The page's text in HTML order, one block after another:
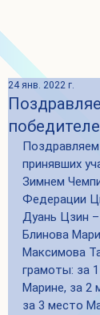
24 янв. 2022 г.
принявших
Зимнем
Федерации
Дуань Цзин
Блинова
Максимова
грамоты: за
Марине, за 2
за 3 место